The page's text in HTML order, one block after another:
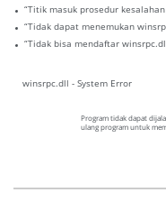
“Titik masuk prosedur
“Tidak dapat menemukan
“Tidak bisa mendaftar
winsrpc.dll - System Error
Program tidak dapat
ulang program untuk